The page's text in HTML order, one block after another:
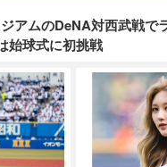
アムのDeNA対西武戦で
始球式に初挑戦